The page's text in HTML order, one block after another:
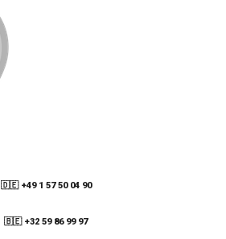
🇩🇪 +49 1 57 50 04 90
🇧🇪 +32 59 86 99 97